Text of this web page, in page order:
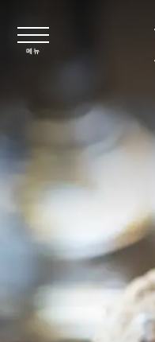
메뉴